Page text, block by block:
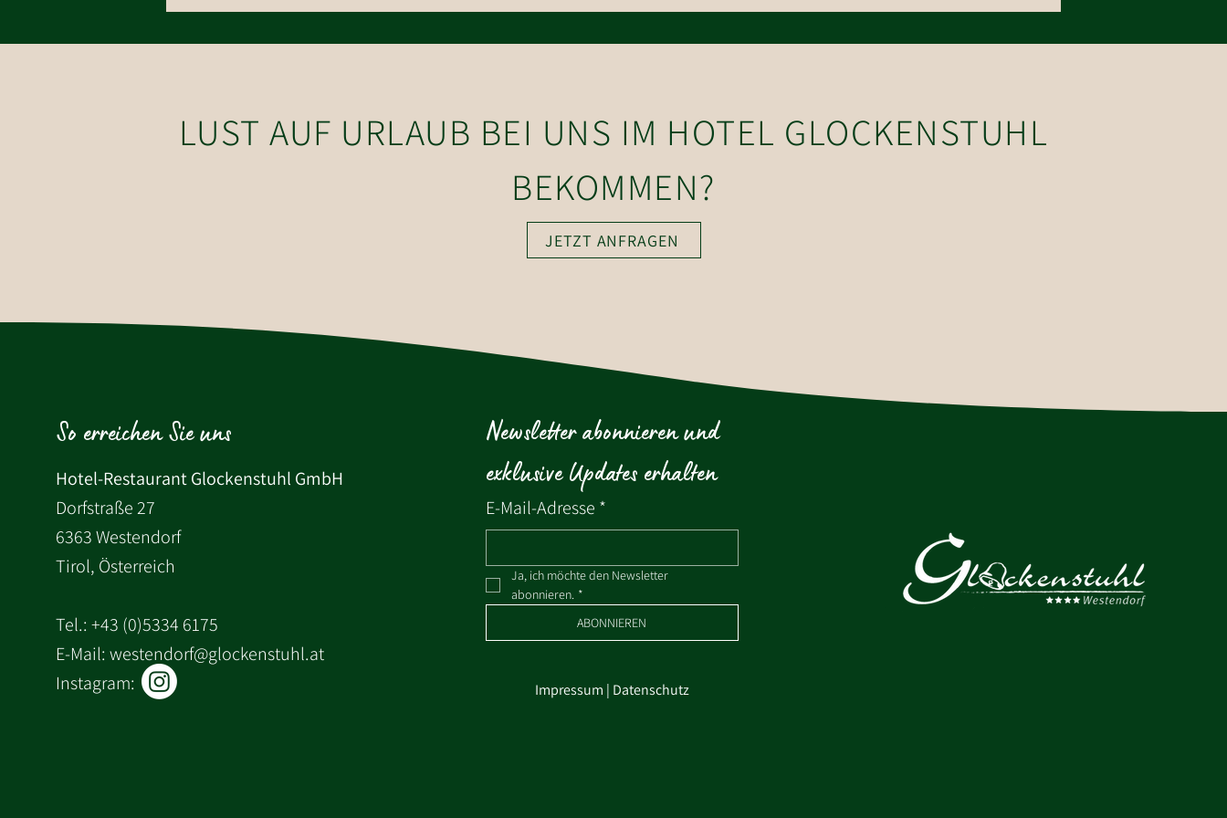
aus dem Bilderbuch
perfekte Start ins das Jahr 2020
ersetzt 3er Sessellift Fleiding in
LUST AUF URLAUB BEI UNS IM HOTEL GLOCKENSTUHL
BEKOMMEN?
JETZT ANFRAGEN
So erreichen Sie uns
Hotel-Restaurant Glockenstuhl GmbH
Dorfstraße 27
6363 Westendorf
Tirol, Österreich
Tel.: +43 (0)5334 6175
E-Mail: westendorf@glockenstuhl.at
Instagram:
Newsletter abonnieren und
exklusive Updates erhalten
E-Mail-Adresse *
Ja, ich möchte den Newsletter
abonnieren. *
ABONNIEREN
Impressum | Datenschutz